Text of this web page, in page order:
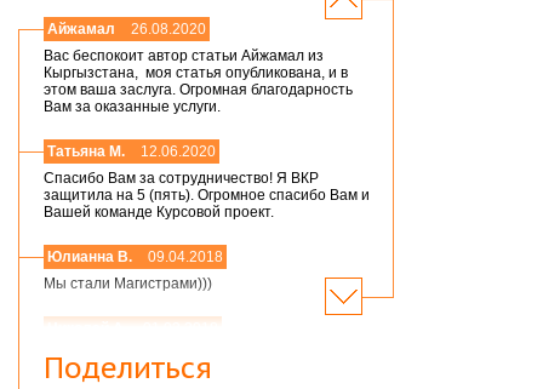
Айжамал
26.08.2020
Вас беспокоит автор статьи Айжамал из
Кыргызстана, моя статья опубликована, и в
этом ваша заслуга. Огромная благодарность
Вам за оказанные услуги.
Татьяна М.
12.06.2020
Спасибо Вам за сотрудничество! Я ВКР
защитила на 5 (пять). Огромное спасибо Вам и
Вашей команде Курсовой проект.
Юлианна В.
09.04.2018
Мы стали Магистрами)))
Мария,добрый день! Спасибо большое.
Защитился на 4!всего доброго
Поделиться